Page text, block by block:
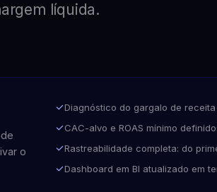
líquida.
o
Diagnóstico do gargalo de
CAC-alvo e ROAS mínimo
Rastreabilidade completa: do
Dashboard em BI atualizado em